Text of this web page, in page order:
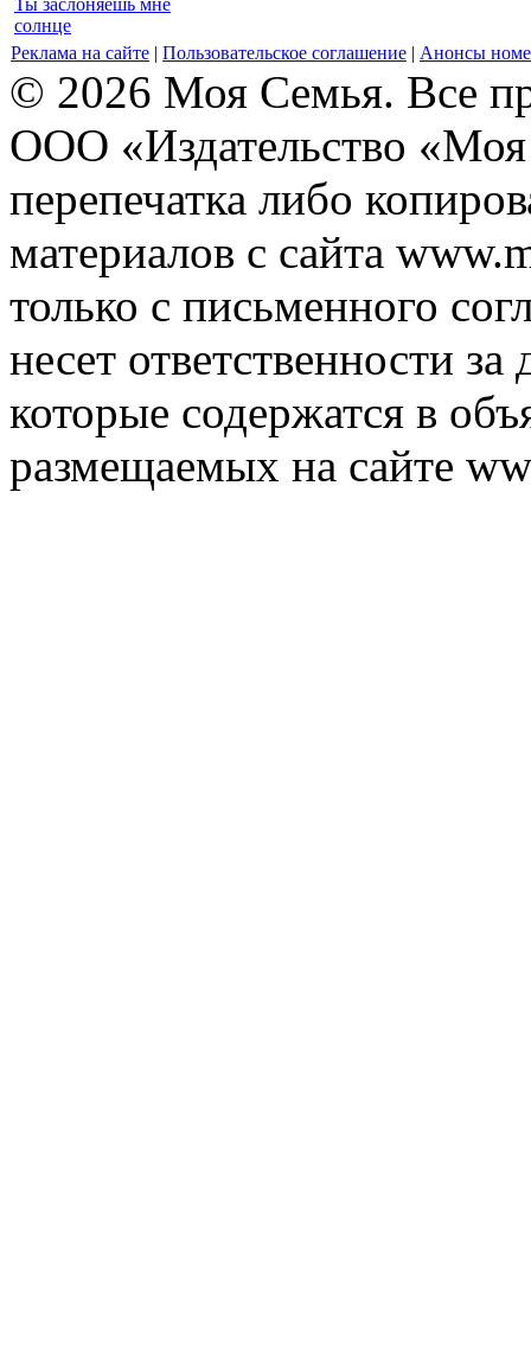
солнце
Реклама на сайте | Пользовательское соглашение | Анонсы
© 2026 Моя Семья. Все
ООО «Издательство
перепечатка либо
материалов с сайта
только с письменного
несет ответственности
которые содержатся в
размещаемых на сайте